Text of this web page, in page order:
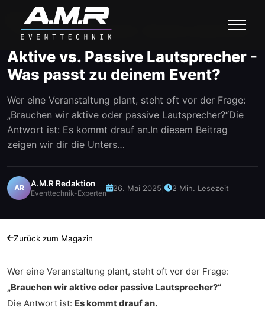
Startseite
Magazin
Aktive vs. Passive Lautsprecher - Was passt zu deinem Event?
Aktive vs. Passive Lautsprecher -
Was passt zu deinem Event?
Wer eine Veranstaltung plant, steht oft vor der Frage:
„Brauchen wir aktive oder passive Lautsprecher?“Die
Antwort ist: Es kommt drauf an.In diesem Beitrag
zeigen wir dir die Unters…
AR A.M.R Redaktion
Eventtechnik-Experten
26. Mai 2025 2 Min. Lesezeit
Zurück zum Magazin
Wer eine Veranstaltung plant, steht oft vor der Frage:
„Brauchen wir aktive oder passive Lautsprecher?“
Die Antwort ist: Es kommt drauf an.